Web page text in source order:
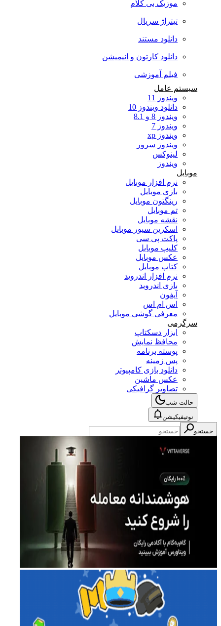
موزیک بی کلام
تیتراژ سریال
دانلود مستند
دانلود کارتون و انیمیشن
فیلم آموزشی
سیستم عامل
ویندوز 11
دانلود ویندوز 10
ویندوز 8 و 8.1
ویندوز 7
ویندوز xp
ویندوز سرور
لینوکس
ویندوز
موبایل
نرم افزار موبایل
بازی موبایل
رینگتون موبایل
تم موبایل
نقشه موبایل
اسکرین سیور موبایل
پاکت پی سی
کلیپ موبایل
عکس موبایل
کتاب موبایل
نرم افزار اندروید
بازی اندروید
آیفون
اس ام اس
معرفی گوشی موبایل
سرگرمی
ابزار دسکتاپ
محافظ نمایش
پوسته برنامه
پس زمینه
دانلود بازی کامپیوتر
عکس ماشین
تصاویر گرافیکی
حالت شب
نوتیفیکیشن
جستجو